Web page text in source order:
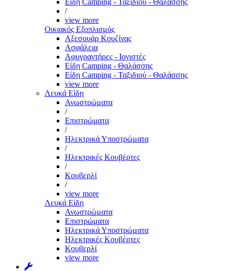
Είδη Camping - Ταξιδιού - Θαλάσσης
/
view more
Οικιακός Εξοπλισμός
Αξεσουάρ Κουζίνας
Ασφάλεια
Αφυγραντήρες - Ιονιστές
Είδη Camping - Θαλάσσης
Είδη Camping - Ταξιδιού - Θαλάσσης
view more
Λευκά Είδη
Ανωστρώματα
/
Επιστρώματα
/
Ηλεκτρικά Υποστρώματα
/
Ηλεκτρικές Κουβέρτες
/
Κουβερλί
/
view more
Λευκά Είδη
Ανωστρώματα
Επιστρώματα
Ηλεκτρικά Υποστρώματα
Ηλεκτρικές Κουβέρτες
Κουβερλί
view more